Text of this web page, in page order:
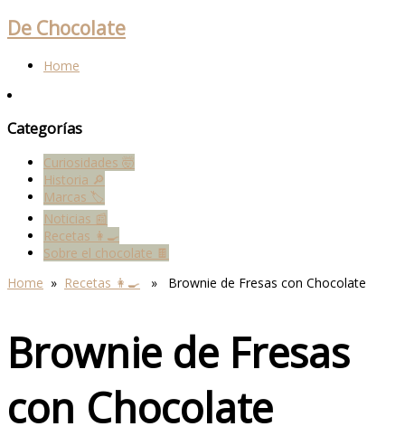
De Chocolate
Home
Categorías
Curiosidades 🤯
Historia 🔎
Marcas 🏷
Noticias 📰
Recetas 👩‍🍳
Sobre el chocolate 🍫
Home » Recetas 👩‍🍳 » Brownie de Fresas con Chocolate
Brownie de Fresas
con Chocolate